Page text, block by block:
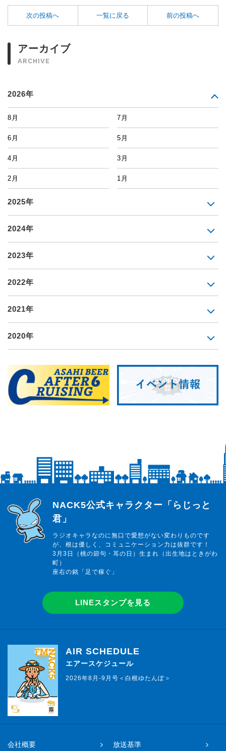
次の投稿へ 一覧に戻る 前の投稿へ
アーカイブ
ARCHIVE
2026年
8月 7月
6月 5月
4月 3月
2月 1月
2025年
2024年
2023年
2022年
2021年
2020年
らじっと君
NACK5公式キャラクター「らじっと
君」
ラジオキャラなのに無口で愛想がない変わりものです
が、根は優しく、コミュニケーション力は抜群です！
3月3日（桃の節句・耳の日）生まれ（出生地はときがわ
町）
座右の銘「足で稼ぐ」
LINEスタンプを見る
AIR SCHEDULE
エアースケジュール
2026年8月-9月号＜白根ゆたんぽ＞
会社概要 放送基準